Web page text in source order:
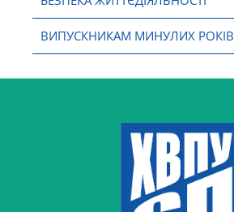
ВИПУСКНИКАМ МИНУЛИХ РОКІВ